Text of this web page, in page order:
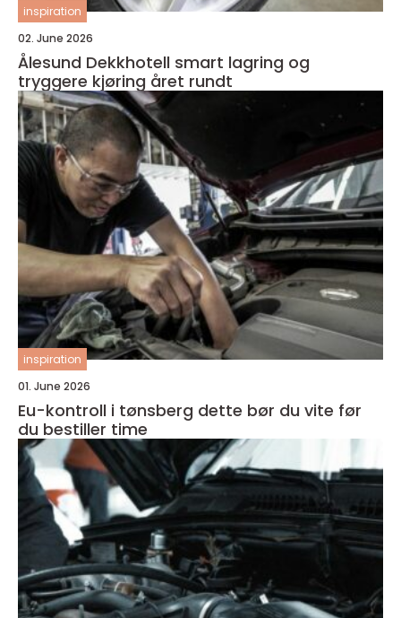
inspiration
02. June 2026
Ålesund Dekkhotell smart lagring og
tryggere kjøring året rundt
inspiration
01. June 2026
Eu-kontroll i tønsberg dette bør du vite før
du bestiller time